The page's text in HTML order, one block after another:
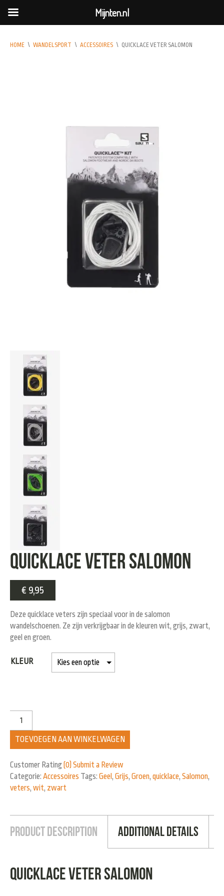
HOME \ WANDELSPORT \ ACCESSOIRES \ QUICKLACE VETER SALOMON
QUICKLACE VETER SALOMON
€ 9,95
Deze quicklace veters zijn speciaal voor in de salomon
wandelschoenen. Ze zijn verkrijgbaar in de kleuren wit, grijs, zwart,
geel en groen.
KLEUR
TOEVOEGEN AAN WINKELWAGEN
Customer Rating(0) Submit a Review
Categorie: Accessoires Tags: Geel, Grijs, Groen, quicklace, Salomon,
veters, wit, zwart
Product Description Additional Details
Quicklace veter Salomon
Mijnten.nl